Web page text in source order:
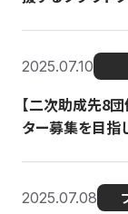
2025.07.10
【二次助成先8
ター募集を目指
2025.07.08